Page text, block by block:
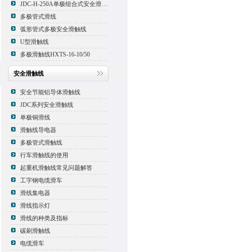
JDC-H-250A单极组合式安全滑触线
多极管式滑线
弧形管式多极安全滑触线
U型滑触线
多极滑触线HXTS-16-10/50
安全滑触线
安全节能铝导体滑触线
JDC系列安全滑触线
单极铜滑线
滑触线导电器
多极管式滑触线
行车滑触线的使用
起重机滑触线常见问题解答
工字钢电缆滑车
滑线集电器
滑线指示灯
滑线的种类及指标
碳刷滑触线
电缆滑车